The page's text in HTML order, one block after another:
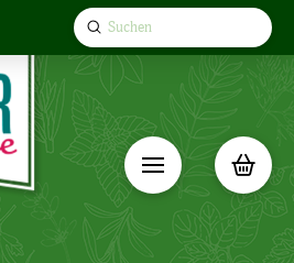
Search
Submit